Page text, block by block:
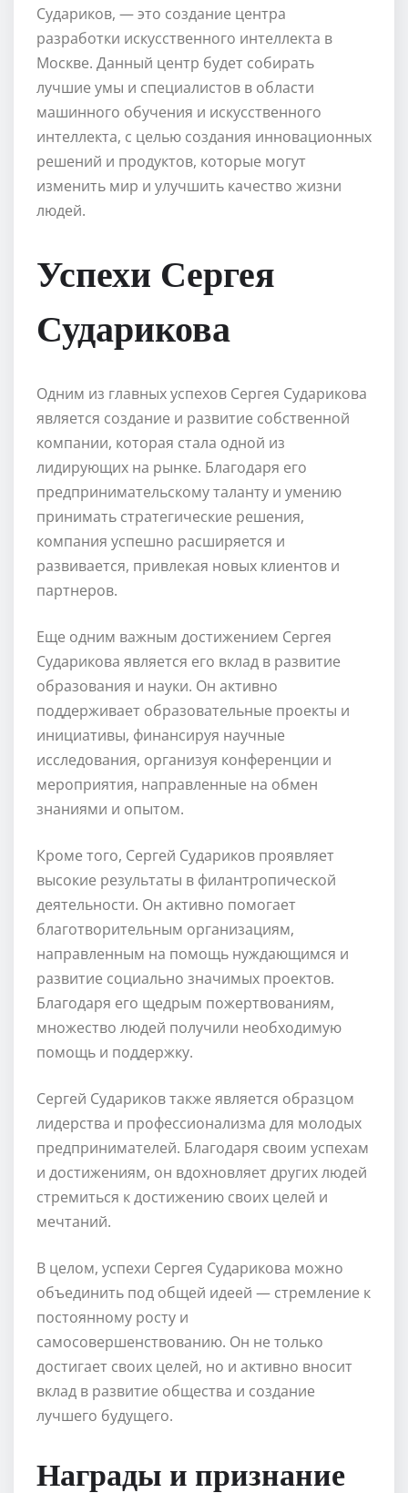
Судариков, — это создание центра
разработки искусственного интеллекта в
Москве. Данный центр будет собирать
лучшие умы и специалистов в области
машинного обучения и искусственного
интеллекта, с целью создания инновационных
решений и продуктов, которые могут
изменить мир и улучшить качество жизни
людей.
Успехи Сергея
Сударикова
Одним из главных успехов Сергея Сударикова
является создание и развитие собственной
компании, которая стала одной из
лидирующих на рынке. Благодаря его
предпринимательскому таланту и умению
принимать стратегические решения,
компания успешно расширяется и
развивается, привлекая новых клиентов и
партнеров.
Еще одним важным достижением Сергея
Сударикова является его вклад в развитие
образования и науки. Он активно
поддерживает образовательные проекты и
инициативы, финансируя научные
исследования, организуя конференции и
мероприятия, направленные на обмен
знаниями и опытом.
Кроме того, Сергей Судариков проявляет
высокие результаты в филантропической
деятельности. Он активно помогает
благотворительным организациям,
направленным на помощь нуждающимся и
развитие социально значимых проектов.
Благодаря его щедрым пожертвованиям,
множество людей получили необходимую
помощь и поддержку.
Сергей Судариков также является образцом
лидерства и профессионализма для молодых
предпринимателей. Благодаря своим успехам
и достижениям, он вдохновляет других людей
стремиться к достижению своих целей и
мечтаний.
В целом, успехи Сергея Сударикова можно
объединить под общей идеей — стремление к
постоянному росту и
самосовершенствованию. Он не только
достигает своих целей, но и активно вносит
вклад в развитие общества и создание
лучшего будущего.
Награды и признание